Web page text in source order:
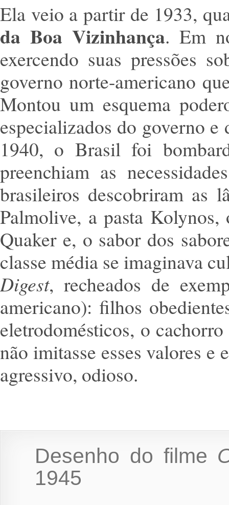
Ela veio a partir de 1933,
da Boa Vizinhança. Em
exercendo suas pressões
governo norte-americano
Montou um esquema
especializados do governo
1940, o Brasil foi
preenchiam as
brasileiros descobriram as
Palmolive, a pasta
Quaker e, o sabor dos
classe média se imaginava
Digest, recheados de
americano): filhos
eletrodomésticos, o
não imitasse esses valores
agressivo, odioso.
Desenho do filme
1945